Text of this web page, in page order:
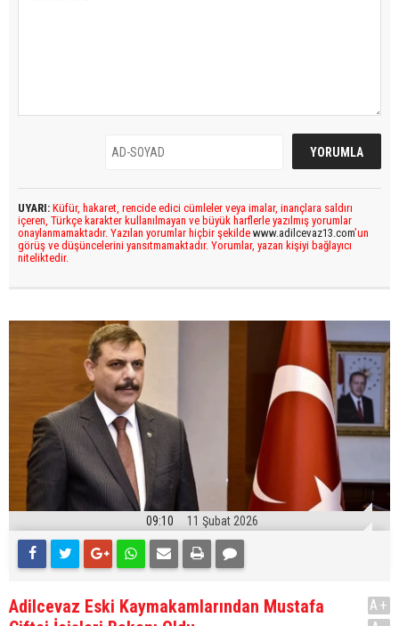
UYARI: Küfür, hakaret, rencide edici cümleler veya imalar, inançlara saldırı
içeren, Türkçe karakter kullanılmayan ve büyük harflerle yazılmış yorumlar
onaylanmamaktadır. Yazılan yorumlar hiçbir şekilde www.adilcevaz13.com’un
görüş ve düşüncelerini yansıtmamaktadır. Yorumlar, yazan kişiyi bağlayıcı
niteliktedir.
09:10 11 Şubat 2026
Adilcevaz Eski Kaymakamlarından Mustafa
A+